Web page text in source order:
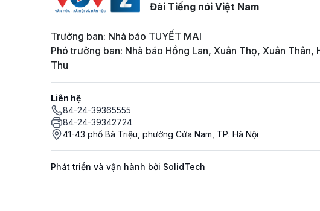
Đài Tiếng nói Việt Nam
Trưởng ban: Nhà báo TUYẾT MAI
Phó trưởng ban: Nhà báo Hồng Lan, Xuân Thọ, Xuân Thân,
Thu
Liên hệ
84-24-39365555
84-24-39342724
41-43 phố Bà Triệu, phường Cửa Nam, TP. Hà Nội
Phát triển và vận hành bởi SolidTech